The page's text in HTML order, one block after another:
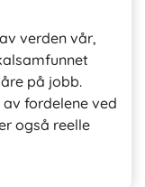
verden vår,
på jobb.
fordelene ved
også reelle